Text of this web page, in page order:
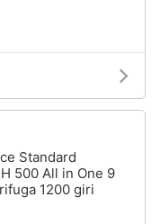
Standard
500 All in One 9
1200 giri